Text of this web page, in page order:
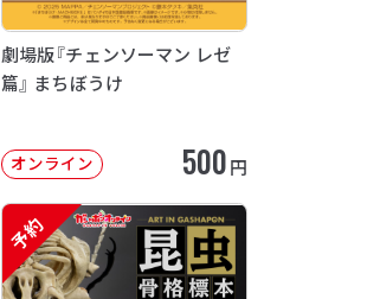
劇場版『チェンソーマン レゼ
篇』 まちぼうけ
オンライン 500円
予約